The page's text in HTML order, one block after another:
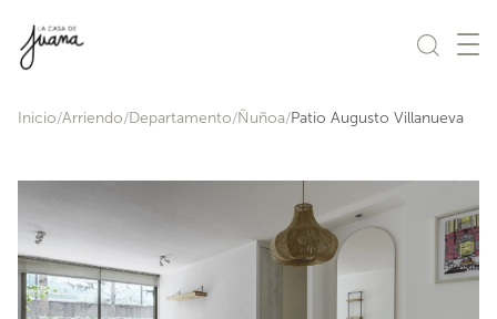
Inicio Arriendo Departamento Ñuñoa Patio Augusto Villanueva